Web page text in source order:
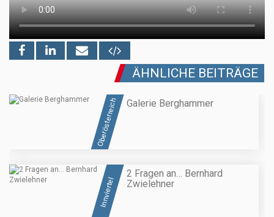
ÄHNLICHE BEITRÄGE
Oberösterreich Galerie Berghammer
Innviertel
2 Fragen an… Bernhard
Zwielehner